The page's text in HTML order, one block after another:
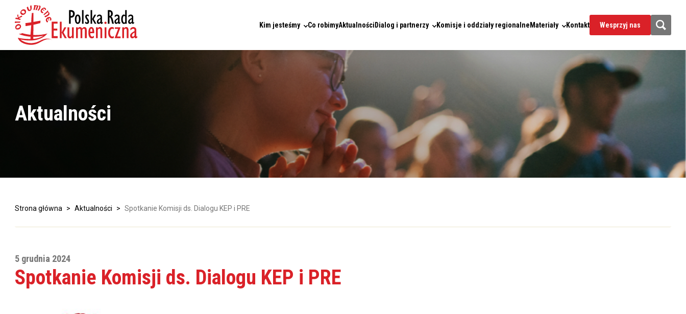
Kim jesteśmy Co robimyAktualnościDialog i partnerzy Komisje i oddziały regionalneMateriały Kontakt Wesprzyj nas
Aktualności
Strona główna > Aktualności > Spotkanie Komisji ds. Dialogu KEP i PRE
5 grudnia 2024
Spotkanie Komisji ds. Dialogu KEP i PRE